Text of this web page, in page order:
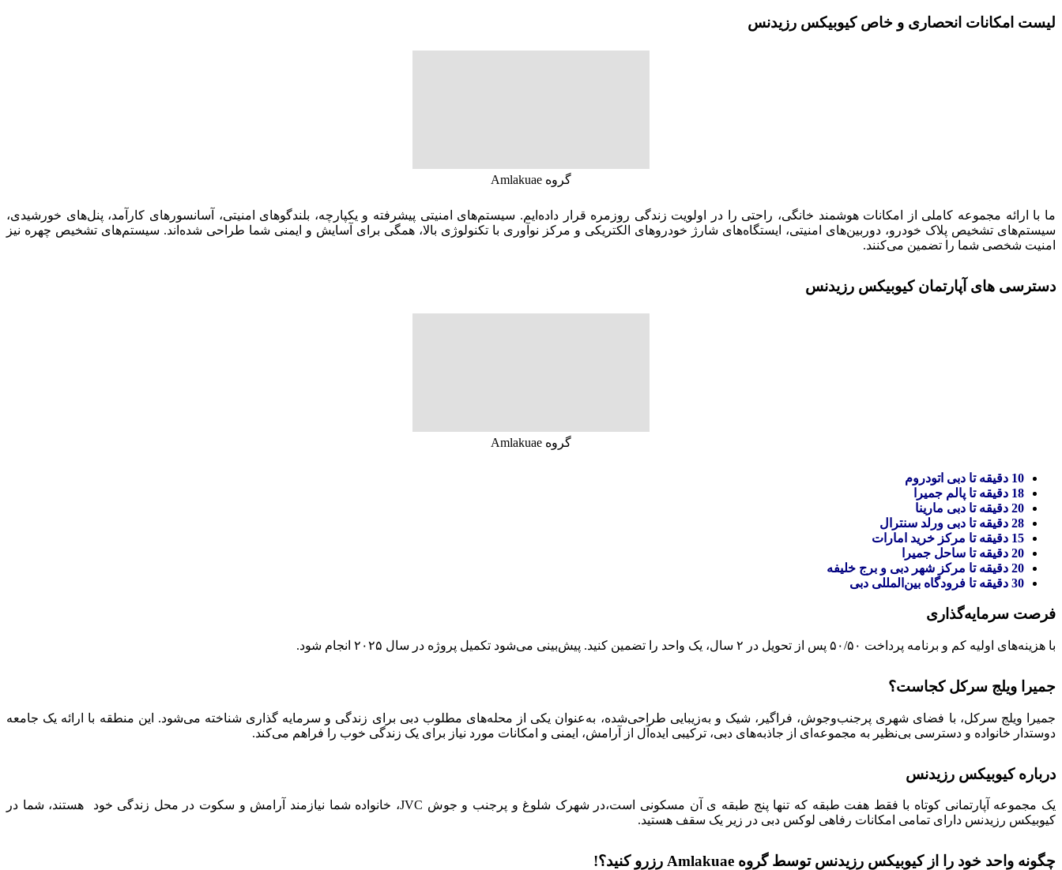
لیست امکانات انحصاری و خاصکیوبیکس رزیدنس
گروه Amlakuae
ما با ارائه مجموعه کاملی از امکانات هوشمند خانگی، راحتی را در اولویت زندگی روزمره قرار داده‌ایم. سیستم‌های امنیتی پیشرفته و یکپارچه، بلندگوهای امنیتی، آسانسورهای کارآمد، پنل‌های خورشیدی،
سیستم‌های تشخیص پلاک خودرو، دوربین‌های امنیتی، ایستگاه‌های شارژ خودروهای الکتریکی و مرکز نوآوری با تکنولوژی بالا، همگی برای آسایش و ایمنی شما طراحی شده‌اند. سیستم‌های تشخیص چهره نیز
امنیت شخصی شما را تضمین می‌کنند.
دسترسی های آپارتمان کیوبیکس رزیدنس
گروه Amlakuae
10 دقیقه تا دبی اتودروم
18 دقیقه تا پالم جمیرا
20 دقیقه تا دبی مارینا
28 دقیقه تا دبی ورلد سنترال
15 دقیقه تا مرکز خرید امارات
20 دقیقه تا ساحل جمیرا
20 دقیقه تا مرکز شهر دبی و برج خلیفه
30 دقیقه تا فرودگاه بین‌المللی دبی
فرصت سرمایه‌گذاری
با هزینه‌های اولیه کم و برنامه پرداخت ۵۰/۵۰ پس از تحویل در ۲ سال، یک واحد را تضمین کنید. پیش‌بینی می‌شود تکمیل پروژه در سال ۲۰۲۵ انجام شود.
جمیرا ویلج سرکل کجاست؟
جمیرا ویلج سرکل، با فضای شهری پرجنب‌وجوش، فراگیر، شیک و به‌زیبایی طراحی‌شده، به‌عنوان یکی از محله‌های مطلوب دبی برای زندگی و سرمایه گذاری شناخته می‌شود. این منطقه با ارائه یک جامعه
دوستدار خانواده و دسترسی بی‌نظیر به مجموعه‌ای از جاذبه‌های دبی، ترکیبی ایده‌آل از آرامش، ایمنی و امکانات مورد نیاز برای یک زندگی خوب را فراهم می‌کند.
درباره کیوبیکس رزیدنس
یک مجموعه آپارتمانی کوتاه با فقط هفت طبقه که تنها پنج طبقه ی آن مسکونی است،در شهرک شلوغ و پرجنب و جوش JVC، خانواده شما نیازمند آرامش و سکوت در محل زندگی خود هستند، شما در
کیوبیکس رزیدنس دارای تمامی امکانات رفاهی لوکس دبی در زیر یک سقف هستید.
چگونه واحد خود را از کیوبیکس رزیدنس توسط گروه Amlakuae رزرو کنید؟!